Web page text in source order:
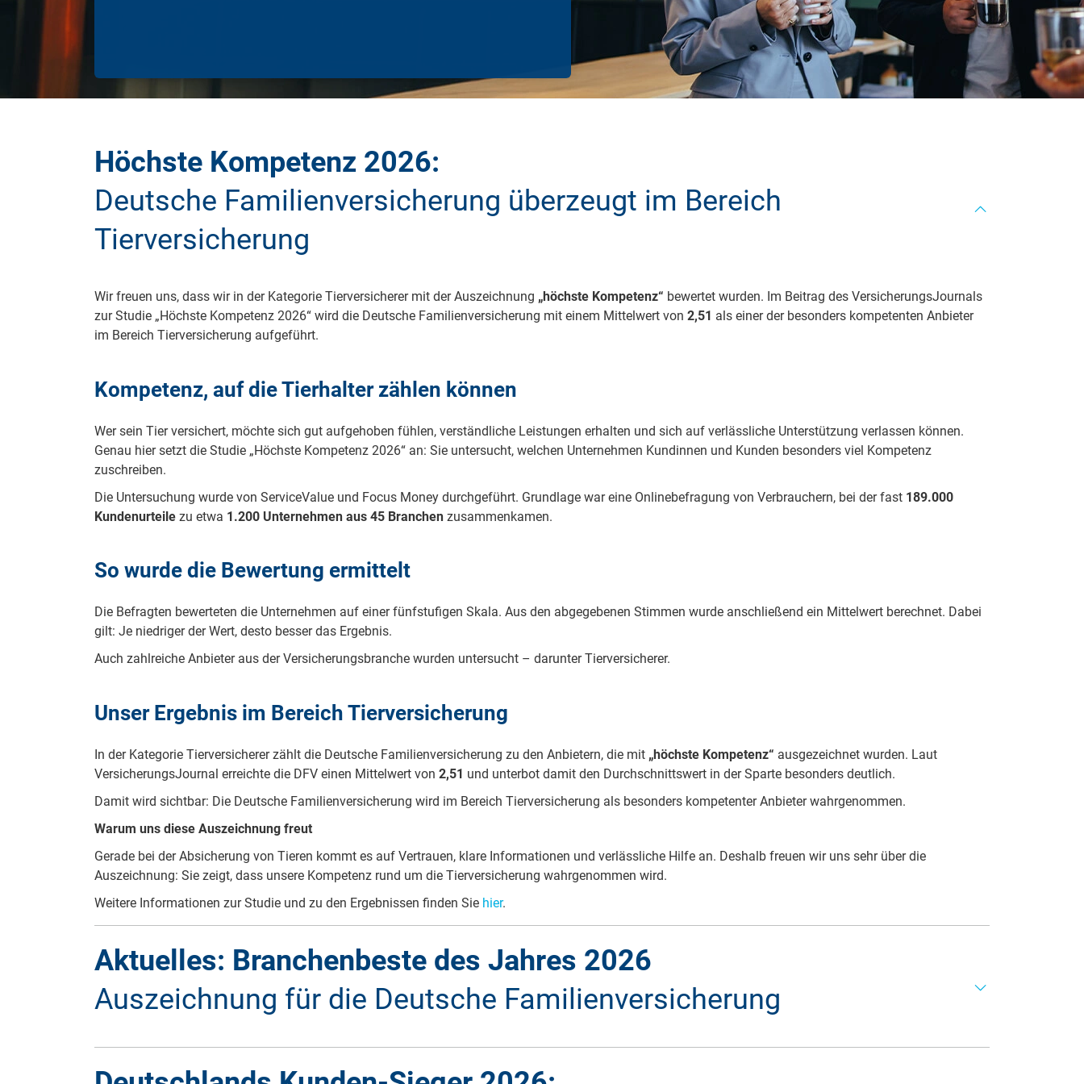
Zahnzusatzversicherung für Kinder
Zwingerhusten beim Hund
Listenhunde in Deutschland
Reiseapotheke
Urlaub mit Kindern
Das neue Elterngeld
Das Zuhause absichern
Höchste Kompetenz 2026:
Deutsche Familienversicherung überzeugt im Bereich
Tierversicherung
Wir freuen uns, dass wir in der Kategorie Tierversicherer mit der Auszeichnung „höchste Kompetenz“ bewertet wurden. Im Beitrag des VersicherungsJournals
zur Studie „Höchste Kompetenz 2026“ wird die Deutsche Familienversicherung mit einem Mittelwert von 2,51 als einer der besonders kompetenten Anbieter
im Bereich Tierversicherung aufgeführt.
Kompetenz, auf die Tierhalter zählen können
Wer sein Tier versichert, möchte sich gut aufgehoben fühlen, verständliche Leistungen erhalten und sich auf verlässliche Unterstützung verlassen können.
Genau hier setzt die Studie „Höchste Kompetenz 2026“ an: Sie untersucht, welchen Unternehmen Kundinnen und Kunden besonders viel Kompetenz
zuschreiben.
Die Untersuchung wurde von ServiceValue und Focus Money durchgeführt. Grundlage war eine Onlinebefragung von Verbrauchern, bei der fast 189.000
Kundenurteile zu etwa 1.200 Unternehmen aus 45 Branchen zusammenkamen.
So wurde die Bewertung ermittelt
Die Befragten bewerteten die Unternehmen auf einer fünfstufigen Skala. Aus den abgegebenen Stimmen wurde anschließend ein Mittelwert berechnet. Dabei
gilt: Je niedriger der Wert, desto besser das Ergebnis.
Auch zahlreiche Anbieter aus der Versicherungsbranche wurden untersucht – darunter Tierversicherer.
Unser Ergebnis im Bereich Tierversicherung
In der Kategorie Tierversicherer zählt die Deutsche Familienversicherung zu den Anbietern, die mit „höchste Kompetenz“ ausgezeichnet wurden. Laut
VersicherungsJournal erreichte die DFV einen Mittelwert von 2,51 und unterbot damit den Durchschnittswert in der Sparte besonders deutlich.
Damit wird sichtbar: Die Deutsche Familienversicherung wird im Bereich Tierversicherung als besonders kompetenter Anbieter wahrgenommen.
Warum uns diese Auszeichnung freut
Gerade bei der Absicherung von Tieren kommt es auf Vertrauen, klare Informationen und verlässliche Hilfe an. Deshalb freuen wir uns sehr über die
Auszeichnung: Sie zeigt, dass unsere Kompetenz rund um die Tierversicherung wahrgenommen wird.
Weitere Informationen zur Studie und zu den Ergebnissen finden Sie hier.
Aktuelles: Branchenbeste des Jahres 2026
Auszeichnung für die Deutsche Familienversicherung
Zusammenarbeit mit dem Analyseinstitut ServiceValue vergeben und basiert auf einer umfangreichen Untersuchung der öffentlichen Wahrnehmung von